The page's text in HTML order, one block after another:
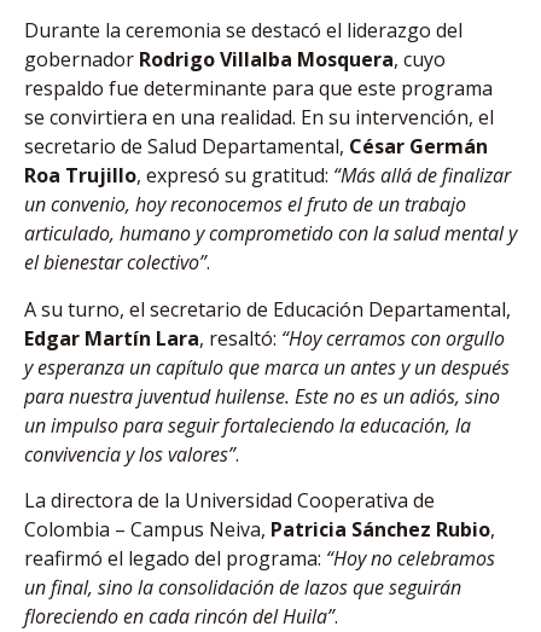
Durante la ceremonia se destacó el liderazgo del
gobernador Rodrigo Villalba Mosquera, cuyo
respaldo fue determinante para que este programa
se convirtiera en una realidad. En su intervención, el
secretario de Salud Departamental, César Germán
Roa Trujillo, expresó su gratitud: “Más allá de finalizar
un convenio, hoy reconocemos el fruto de un trabajo
articulado, humano y comprometido con la salud mental y
el bienestar colectivo”.
A su turno, el secretario de Educación Departamental,
Edgar Martín Lara, resaltó: “Hoy cerramos con orgullo
y esperanza un capítulo que marca un antes y un después
para nuestra juventud huilense. Este no es un adiós, sino
un impulso para seguir fortaleciendo la educación, la
convivencia y los valores”.
La directora de la Universidad Cooperativa de
Colombia – Campus Neiva, Patricia Sánchez Rubio,
reafirmó el legado del programa: “Hoy no celebramos
un final, sino la consolidación de lazos que seguirán
floreciendo en cada rincón del Huila”.